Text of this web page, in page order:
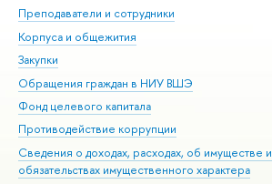
Преподаватели и сотрудники
Корпуса и общежития
Закупки
Обращения граждан в НИУ ВШЭ
Фонд целевого капитала
Противодействие коррупции
Сведения о доходах, расходах, об имуществе и
обязательствах имущественного характера